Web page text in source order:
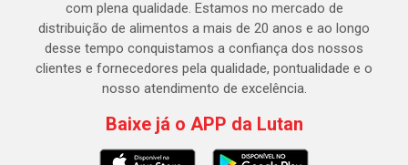
com plena qualidade. Estamos no mercado de
distribuição de alimentos a mais de 20 anos e ao longo
desse tempo conquistamos a confiança dos nossos
clientes e fornecedores pela qualidade, pontualidade e o
nosso atendimento de excelência.
Baixe já o APP da Lutan